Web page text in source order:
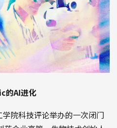
的AI进化
院科技评论举办的一次闭门